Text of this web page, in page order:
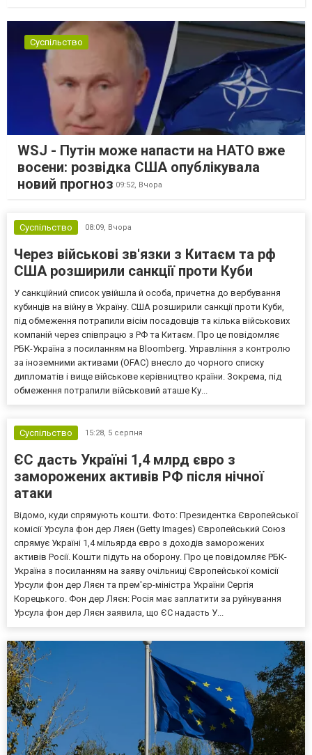
Суспільство
WSJ - Путін може напасти на НАТО вже
восени: розвідка США опублікувала
новий прогноз 09:52, Вчора
Суспільство 08:09, Вчора
Через військові зв'язки з Китаєм та рф
США розширили санкції проти Куби
У санкційний список увійшла й особа, причетна до вербування
кубинців на війну в Україну. США розширили санкції проти Куби,
під обмеження потрапили вісім посадовців та кілька військових
компаній через співпрацю з РФ та Китаєм. Про це повідомляє
РБК-Україна з посиланням на Bloomberg. Управління з контролю
за іноземними активами (OFAC) внесло до чорного списку
дипломатів і вище військове керівництво країни. Зокрема, під
обмеження потрапили військовий аташе Ку...
Суспільство 15:28, 5 серпня
ЄС дасть Україні 1,4 млрд євро з
заморожених активів РФ після нічної
атаки
Відомо, куди спрямують кошти. Фото: Президентка Європейської
комісії Урсула фон дер Ляєн (Getty Images) Європейський Союз
спрямує Україні 1,4 мільярда євро з доходів заморожених
активів Росії. Кошти підуть на оборону. Про це повідомляє РБК-
Україна з посиланням на заяву очільниці Європейської комісії
Урсули фон дер Ляєн та прем'єр-міністра України Сергія
Корецького. Фон дер Ляєн: Росія має заплатити за руйнування
Урсула фон дер Ляєн заявила, що ЄС надасть У...